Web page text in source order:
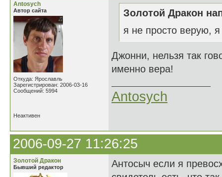
Antosych
Автор сайта
Откуда: Ярославль
Зарегистрирован: 2006-03-16
Сообщений: 5994
Золотой Дракон
я не просто верую,
Джонни, нельзя так
именно вера!
Antosych
Неактивен
2006-09-27 11:26:25
Золотой Дракон
Бывший редактор
Антосыч если я